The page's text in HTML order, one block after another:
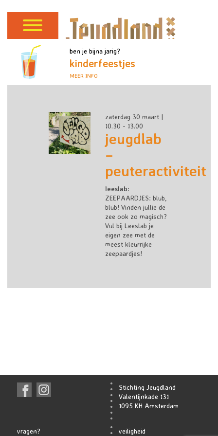
ben je bijna jarig?
kinderfeestjes
MEER INFO
zaterdag 30 maart |
10.30 - 13.00
jeugdlab
–
peuteractiviteit
leeslab:
ZEEPAARDJES: blub,
blub! Vinden jullie de
zee ook zo magisch?
Vul bij Leeslab je
eigen zee met de
meest kleurrijke
zeepaardjes!
Stichting Jeugdland
Valentijnkade 131
1095 KH Amsterdam
vragen? veiligheid